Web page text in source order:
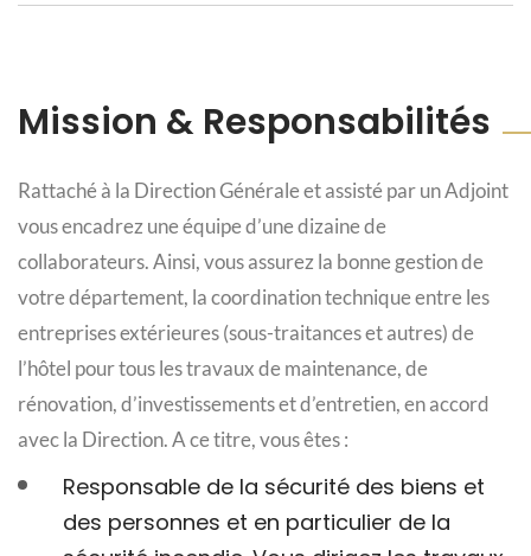
Mission & Responsabilités
Rattaché à la Direction Générale et assisté par un Adjoint
vous encadrez une équipe d’une dizaine de
collaborateurs. Ainsi, vous assurez la bonne gestion de
votre département, la coordination technique entre les
entreprises extérieures (sous-traitances et autres) de
l’hôtel pour tous les travaux de maintenance, de
rénovation, d’investissements et d’entretien, en accord
avec la Direction. A ce titre, vous êtes :
Responsable de la sécurité des biens et
des personnes et en particulier de la